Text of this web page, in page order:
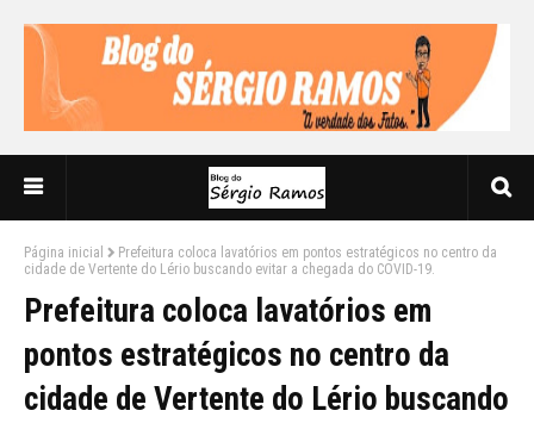
Página inicial
Prefeitura coloca lavatórios em pontos estratégicos no centro da
cidade de Vertente do Lério buscando evitar a chegada do COVID-19.
Prefeitura coloca lavatórios em
pontos estratégicos no centro da
cidade de Vertente do Lério buscando